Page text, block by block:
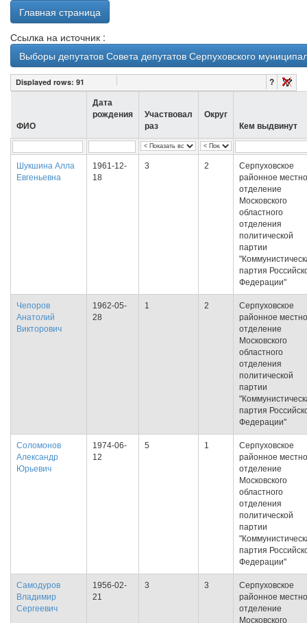
Главная страница
Ссылка на источник :
Выборы депутатов Совета депутатов Серпуховского
Displayed rows: 91 ?
ФИО
Дата
рождения
Участвовал
раз
Округ
Кем выдвинут
Шукшина Алла
Евгеньевна
1961-12-
18
3 2
Серпуховское
районное
отделение
Московского
областного
отделения
политической
партии
партия
Федерации"
Чепоров
Анатолий
Викторович
1962-05-
28
1 2
Серпуховское
районное
отделение
Московского
областного
отделения
политической
партии
партия
Федерации"
Соломонов
Александр
Юрьевич
1974-06-
12
5 1
Серпуховское
районное
отделение
Московского
областного
отделения
политической
партии
партия
Федерации"
Самодуров
Владимир
Сергеевич
1956-02-
21
3 3
Серпуховское
районное
отделение
Московского